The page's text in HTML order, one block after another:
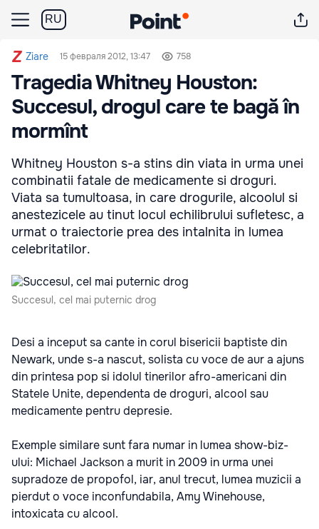
RU
Ziare 15 февраля 2012, 13:47 758
Tragedia Whitney Houston:
Succesul, drogul care te bagă în
mormînt
Whitney Houston s-a stins din viata in urma unei
combinatii fatale de medicamente si droguri.
Viata sa tumultoasa, in care drogurile, alcoolul si
anestezicele au tinut locul echilibrului sufletesc, a
urmat o traiectorie prea des intalnita in lumea
celebritatilor.
Succesul, cel mai puternic drog
Desi a inceput sa cante in corul bisericii baptiste din
Newark, unde s-a nascut, solista cu voce de aur a ajuns
din printesa pop si idolul tinerilor afro-americani din
Statele Unite, dependenta de droguri, alcool sau
medicamente pentru depresie.
Exemple similare sunt fara numar in lumea show-biz-
ului: Michael Jackson a murit in 2009 in urma unei
supradoze de propofol, iar, anul trecut, lumea muzicii a
pierdut o voce inconfundabila, Amy Winehouse,
intoxicata cu alcool.